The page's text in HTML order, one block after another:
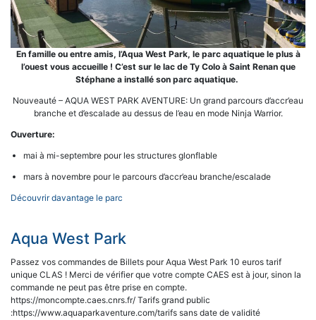
En famille ou entre amis, l’Aqua West Park, le parc aquatique le plus à
l’ouest vous accueille ! C’est sur le lac de Ty Colo à Saint Renan que
Stéphane a installé son parc aquatique.
Nouveauté – AQUA WEST PARK AVENTURE: Un grand parcours d’accr’eau
branche et d’escalade au dessus de l’eau en mode Ninja Warrior.
Ouverture:
mai à mi-septembre pour les structures glonflable
mars à novembre pour le parcours d’accr’eau branche/escalade
Découvrir davantage le parc
Aqua West Park
Passez vos commandes de Billets pour Aqua West Park 10 euros tarif
unique CLAS ! Merci de vérifier que votre compte CAES est à jour, sinon la
commande ne peut pas être prise en compte.
https://moncompte.caes.cnrs.fr/ Tarifs grand public
:https://www.aquaparkaventure.com/tarifs sans date de validité